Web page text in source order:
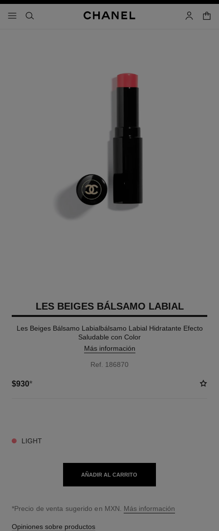
- navegación principal
buscar cuenta
carrito
LES BEIGES BÁLSAMO LABIAL
Les Beiges Bálsamo Labialbálsamo Labial Hidratante Efecto
Saludable con Color
Más información
Ref. 186870
$930*
LIGHT
AÑADIR AL CARRITO
↩
*Precio de venta sugerido en MXN. Más información
Opiniones sobre productos